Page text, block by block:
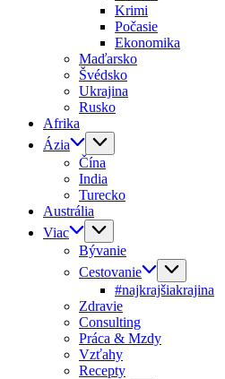
Krimi
Počasie
Ekonomika
Maďarsko
Švédsko
Ukrajina
Rusko
Afrika
Ázia
Čína
India
Turecko
Austrália
Viac
Bývanie
Cestovanie
#najkrajšiakrajina
Zdravie
Consulting
Práca & Mzdy
Vzťahy
Recepty